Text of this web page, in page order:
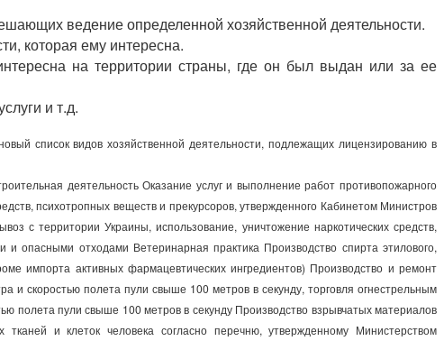
ведение определенной хозяйственной деятельности.
которая ему интересна.
на территории страны, где он был выдан или за ее
и т.д.
список видов хозяйственной деятельности, подлежащих лицензированию в
деятельность Оказание услуг и выполнение работ противопожарного
психотропных веществ и прекурсоров, утвержденного Кабинетом Министров
с территории Украины, использование, уничтожение наркотических средств,
опасными отходами Ветеринарная практика Производство спирта этилового,
импорта активных фармацевтических ингредиентов) Производство и ремонт
и скоростью полета пули свыше 100 метров в секунду, торговля огнестрельным
полета пули свыше 100 метров в секунду Производство взрывчатых материалов
и клеток человека согласно перечню, утвержденному Министерством